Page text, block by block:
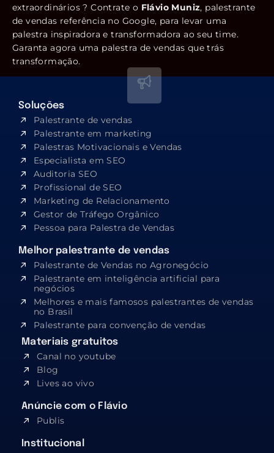
extraordinários ? Contrate o Flávio Muniz, palestrante
de vendas referência no Google, para levar uma
palestra inspiradora e transformadora ao seu time.
Garanta agora uma palestra de vendas que trás
transformação.
Soluções
Palestrante de vendas
Palestrante em marketing
Palestras Motivacionais e Vendas
Especialista em SEO​
Auditoria SEO
Profissional de SEO
Marketing de Relacionamento
Gestor de Tráfego Orgânico
Pessoa para Palestra de Vendas
Melhor palestrante de vendas
Palestrante de Vendas no Agronegócio
Palestrante em inteligência artificial para
negócios
Melhores e mais famosos palestrantes de vendas
no Brasil
Palestrante para convenção de vendas
Materiais gratuitos
Canal no youtube
Blog
Lives ao vivo
Anúncie com o Flávio
Publis
Institucional